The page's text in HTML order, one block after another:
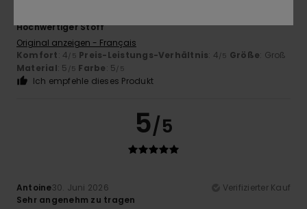
Hochwertiger Stoff
Original anzeigen - Français
Komfort: 4/5 Preis-Leistungs-Verhältnis: 4/5 Größe: Groß
Material: 5 /5 Farbe: 5/5
Ich empfehle dieses Produkt
5/5
Antoine30. Juni 2026
Verifizierter Kauf
Sehr angenehm zu tragen